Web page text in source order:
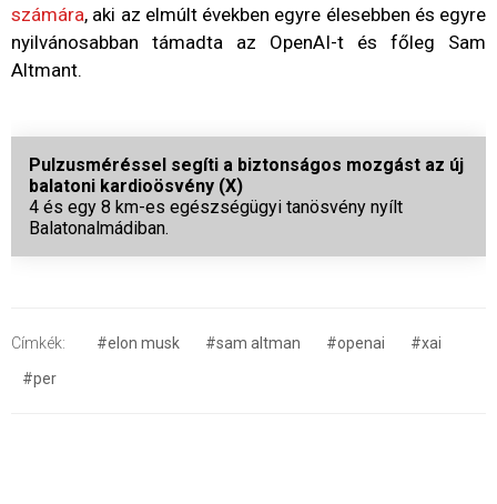
számára, aki az elmúlt években egyre élesebben és egyre
nyilvánosabban támadta az OpenAI-t és főleg Sam
Altmant.
Pulzusméréssel segíti a biztonságos mozgást az új
balatoni kardioösvény (X)
4 és egy 8 km-es egészségügyi tanösvény nyílt
Balatonalmádiban.
Címkék: #elon musk #sam altman #openai
#xai
#per